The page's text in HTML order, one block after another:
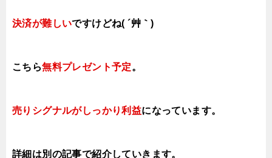
決済が難しいですけどね( ´艸｀)
こちら無料プレゼント予定。
売りシグナルがしっかり利益になっています。
詳細は別の記事で紹介していきます。